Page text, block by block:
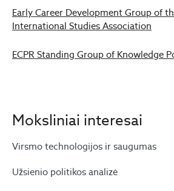
Early Career Development Group of
International Studies Association
ECPR Standing Group of Knowledge
Moksliniai interesai
Virsmo technologijos ir saugumas
Užsienio politikos analizė